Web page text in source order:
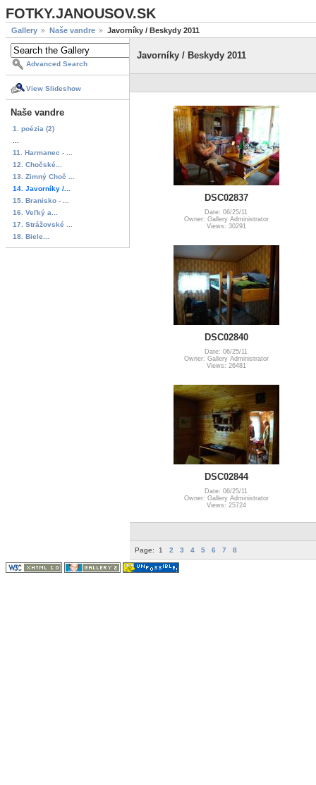
FOTKY.JANOUSOV.SK
Gallery Naše vandre Javorníky / Beskydy 2011
Advanced Search
View Slideshow
Naše vandre
1. poézia (2)
11. Harmanec - ...
12. Chočské...
13. Zimný Choč ...
14. Javorníky /...
15. Branisko - ...
16. Veľký a...
17. Strážovské ...
18. Biele...
Javorníky / Beskydy 2011
DSC02837
Date: 06/25/11
Owner: Gallery Administrator
Views: 30291
DSC02840
Date: 06/25/11
Owner: Gallery Administrator
Views: 26481
DSC02844
Date: 06/25/11
Owner: Gallery Administrator
Views: 25724
Page: 1 2 3 4 5 6 7 8